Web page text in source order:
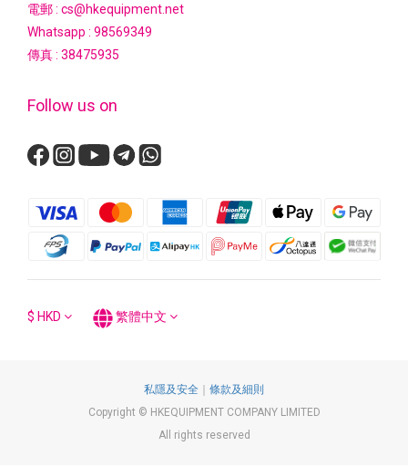
電郵 : cs@hkequipment.net
Whatsapp : 98569349
傳真 : 38475935
Follow us on
$ HKD 繁體中文
私隱及安全 ｜ 條款及細則
Copyright © HKEQUIPMENT COMPANY LIMITED
All rights reserved